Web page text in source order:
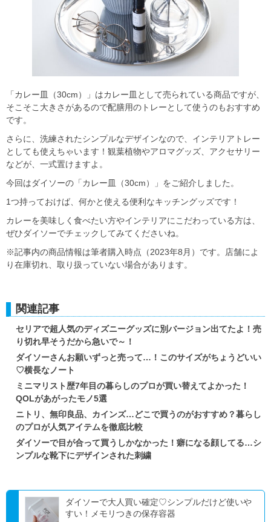
「カレー皿（30cm）」はカレー皿として売られている商品ですが、
そこそこ大きさがあるので配膳用のトレーとして使うのもおすすめ
です。
さらに、洗練されたシンプルなデザインなので、インテリアトレー
としても使えちゃいます！観葉植物やアロマグッズ、アクセサリー
などが、一式置けますよ。
今回はダイソーの「カレー皿（30cm）」をご紹介しました。
1つ持っておけば、何かと使える便利なキッチングッズです！
カレーを美味しく食べたい方やインテリアにこだわっている方は、
ぜひダイソーでチェックしてみてくださいね。
※記事内の商品情報は筆者購入時点（2023年8月）です。店舗によ
り在庫切れ、取り扱っていない場合があります。
関連記事
セリアで超人気のディズニーグッズに別バージョン出てたよ！売
り切れ早そうだから急いで～！
ダイソーさんお願いずっと売って…！このサイズがちょうどいい
♡横長なノート
ミニマリスト歴7年目の暮らしのプロが買い替えてよかった！
QOLがあがったモノ5選
ニトリ、無印良品、カインズ…どこで買うのがおすすめ？暮らし
のプロが人気アイテムを徹底比較
ダイソーで目が合って買うしかなかった！癖になる顔してる…シ
ンプルな靴下にデザインされた刺繍
ダイソーで大人買い確定♡シンプルだけど使いや
すい！メモリつきの保存容器